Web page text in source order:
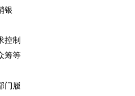
银
控制
筹等
门履